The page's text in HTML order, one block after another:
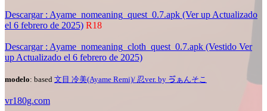
Descargar : Ayame_nomeaning_quest_0.7.apk (Ver up Actualizado
el 6 febrero de 2025) R18
Descargar : Ayame_nomeaning_cloth_quest_0.7.apk (Vestido Ver
up Actualizado el 6 febrero de 2025)
modelo: based 文目 冷美(Ayame Remi)/ 忍ver. by ゔぁんそこ
vr180g.com